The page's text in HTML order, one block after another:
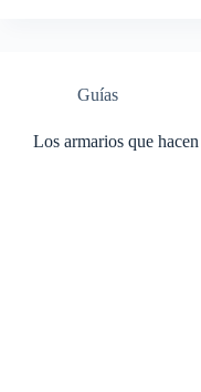
Guías
Los armarios que